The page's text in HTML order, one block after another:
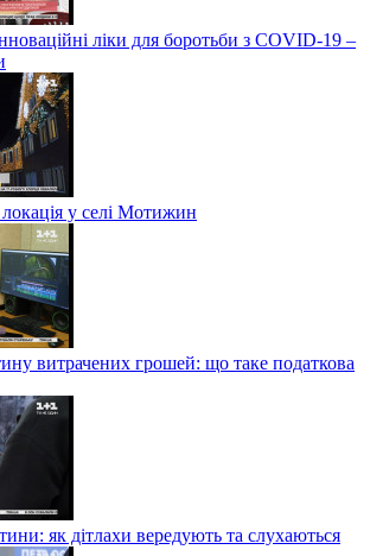
ліки для боротьби з COVID-19 –
у селі Мотижин
витрачених грошей: що таке податкова
як дітлахи вередують та слухаються